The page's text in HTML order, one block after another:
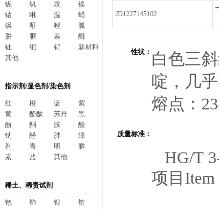
铌
钒 汞
镍
钴
啉 温
蜡
砜
酐 唑
胍
肼
脲 萘
醌
钍
钯 钌
新材料
其他
指示剂/显色剂/染色剂
红 橙 蓝
紫
黄
酚酞 苏丹
黑
酚
酮 胺
酸
钠
醛 胂
绿
剂
青 明
膦
素
盐 其他
稀土、稀贵试剂
钯 铈 银
锆
JD1227145102
性状： 白色三
啶，几
熔点：
质量标准：
HG/T
项